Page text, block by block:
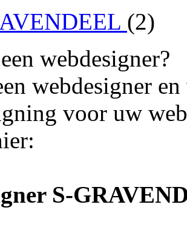
(2)
webdesigner?
webdesigner
voor uw
S-